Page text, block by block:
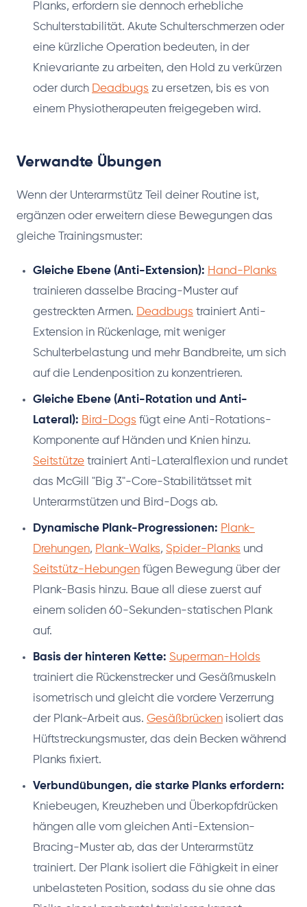
Planks, erfordern sie dennoch erhebliche
Schulterstabilität. Akute Schulterschmerzen oder
eine kürzliche Operation bedeuten, in der
Knievariante zu arbeiten, den Hold zu verkürzen
oder durch Deadbugs zu ersetzen, bis es von
einem Physiotherapeuten freigegeben wird.
Verwandte Übungen
Wenn der Unterarmstütz Teil deiner Routine ist,
ergänzen oder erweitern diese Bewegungen das
gleiche Trainingsmuster:
Gleiche Ebene (Anti-Extension): Hand-Planks
trainieren dasselbe Bracing-Muster auf
gestreckten Armen. Deadbugs trainiert Anti-
Extension in Rückenlage, mit weniger
Schulterbelastung und mehr Bandbreite, um sich
auf die Lendenposition zu konzentrieren.
Gleiche Ebene (Anti-Rotation und Anti-
Lateral): Bird-Dogs fügt eine Anti-Rotations-
Komponente auf Händen und Knien hinzu.
Seitstütze trainiert Anti-Lateralflexion und rundet
das McGill "Big 3"-Core-Stabilitätsset mit
Unterarmstützen und Bird-Dogs ab.
Dynamische Plank-Progressionen: Plank-
Drehungen, Plank-Walks, Spider-Planks und
Seitstütz-Hebungen fügen Bewegung über der
Plank-Basis hinzu. Baue all diese zuerst auf
einem soliden 60-Sekunden-statischen Plank
auf.
Basis der hinteren Kette: Superman-Holds
trainiert die Rückenstrecker und Gesäßmuskeln
isometrisch und gleicht die vordere Verzerrung
der Plank-Arbeit aus. Gesäßbrücken isoliert das
Hüftstreckungsmuster, das dein Becken während
Planks fixiert.
Verbundübungen, die starke Planks erfordern:
Kniebeugen, Kreuzheben und Überkopfdrücken
hängen alle vom gleichen Anti-Extension-
Bracing-Muster ab, das der Unterarmstütz
trainiert. Der Plank isoliert die Fähigkeit in einer
unbelasteten Position, sodass du sie ohne das